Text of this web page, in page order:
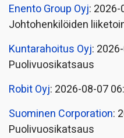
Enento Group Oyj:
Johtohenkilöiden
Kuntarahoitus Oyj:
Puolivuosikatsaus
Robit Oyj: 2026-08-07
Suominen Corporation:
Puolivuosikatsaus